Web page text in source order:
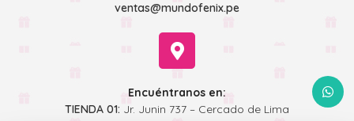
ventas@mundofenix.pe
Encuéntranos en:
TIENDA 01: Jr. Junin 737 – Cercado de Lima